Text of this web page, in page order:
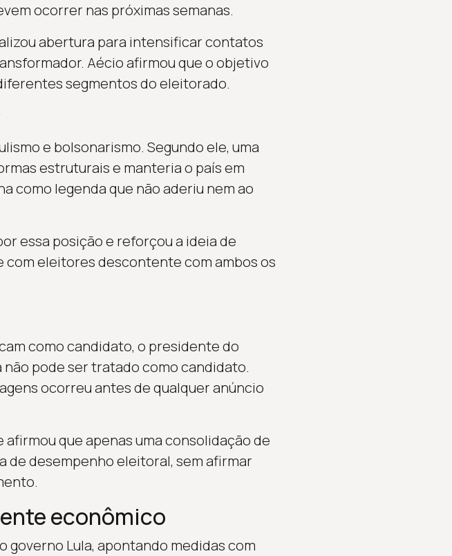
ocorrer nas próximas semanas.
abertura para intensificar contatos
Aécio afirmou que o objetivo
segmentos do eleitorado.
e bolsonarismo. Segundo ele, uma
estruturais e manteria o país em
como legenda que não aderiu nem ao
essa posição e reforçou a ideia de
eleitores descontente com ambos os
como candidato, o presidente do
não pode ser tratado como candidato.
ocorreu antes de qualquer anúncio
que apenas uma consolidação de
de desempenho eleitoral, sem afirmar
econômico
Lula, apontando medidas com